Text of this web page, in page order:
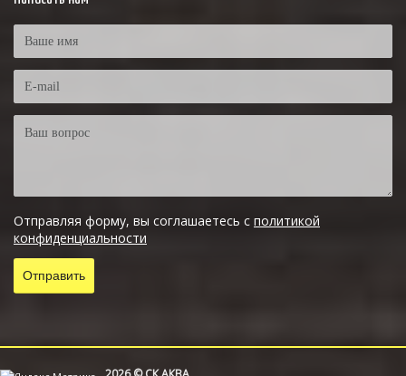
Отправляя форму, вы соглашаетесь с политикой
конфиденциальности